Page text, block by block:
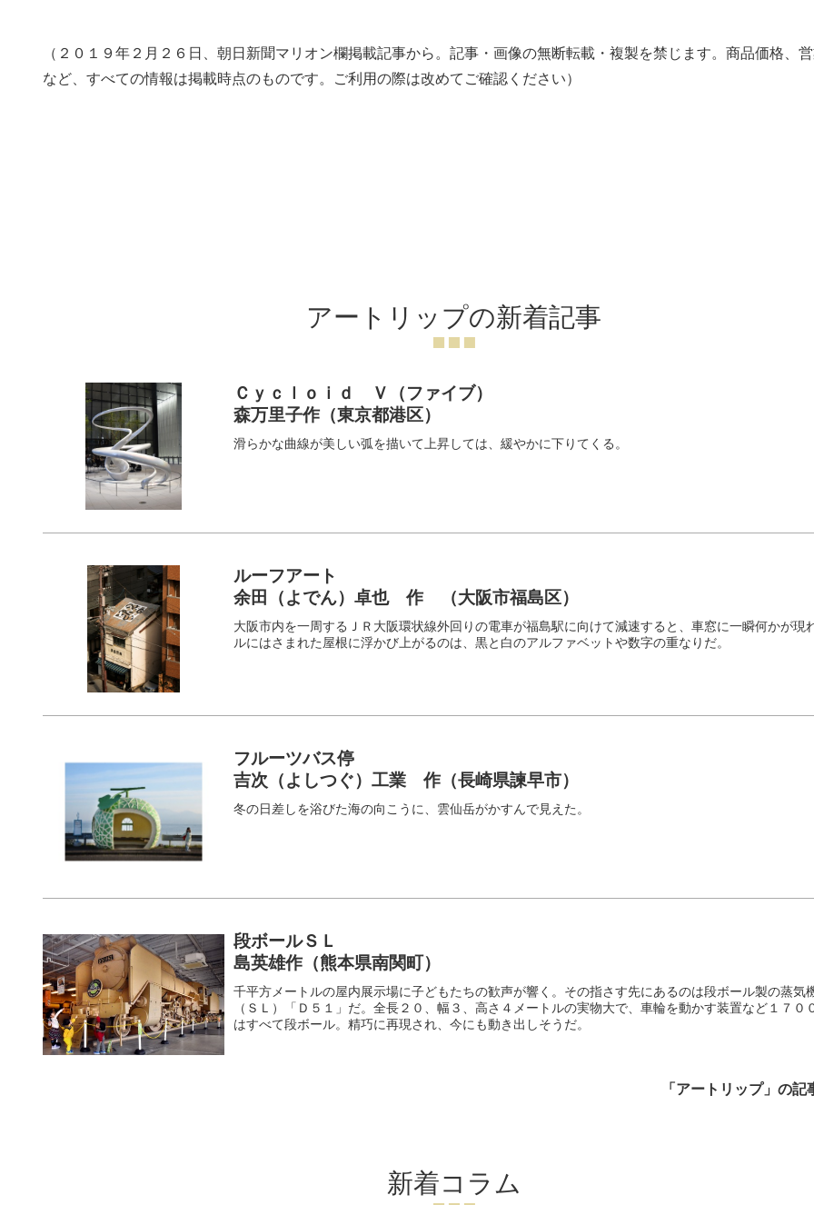
（２０１９年２月２６日、朝日新聞マリオン欄掲載記事から。記事・画像の無断転載・複製を禁じます。商品価格、
など、すべての情報は掲載時点のものです。ご利用の際は改めてご確認ください）
アートリップの新着記事
Ｃｙｃｌｏｉｄ Ｖ（ファイブ）
森万里子作（東京都港区）
滑らかな曲線が美しい弧を描いて上昇しては、緩やかに下りてくる。
ルーフアート
余田（よでん）卓也 作 （大阪市福島区）
大阪市内を一周するＪＲ大阪環状線外回りの電車が福島駅に向けて減速すると、車窓に一瞬何かが現
ルにはさまれた屋根に浮かび上がるのは、黒と白のアルファベットや数字の重なりだ。
フルーツバス停
吉次（よしつぐ）工業 作（長崎県諫早市）
冬の日差しを浴びた海の向こうに、雲仙岳がかすんで見えた。
段ボールＳＬ
島英雄作（熊本県南関町）
千平方メートルの屋内展示場に子どもたちの歓声が響く。その指さす先にあるのは段ボール製の蒸気
（ＳＬ）「Ｄ５１」だ。全長２０、幅３、高さ４メートルの実物大で、車輪を動かす装置など１７０
はすべて段ボール。精巧に再現され、今にも動き出しそうだ。
「アートリップ」の記
新着コラム